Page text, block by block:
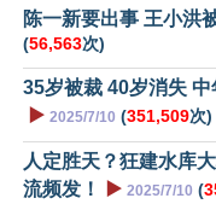
陈一新要出事 王小洪
(56,563次)
35岁被裁 40岁消失
▶️ 2025/7/10 (351,509次)
人定胜天？狂建水库
流频发！
▶️ 2025/7/10 (